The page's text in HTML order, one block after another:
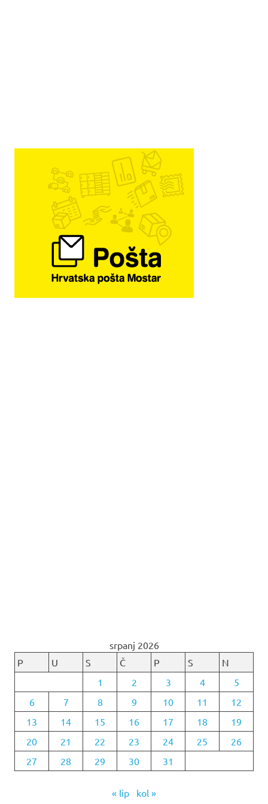
srpanj 2026
P
U S Č P S
N
1
2 3 4
5
6
7 8 9 10 11
12
13
14 15 16 17 18
19
20
21 22 23 24 25
26
27
28 29 30 31
« lip kol »